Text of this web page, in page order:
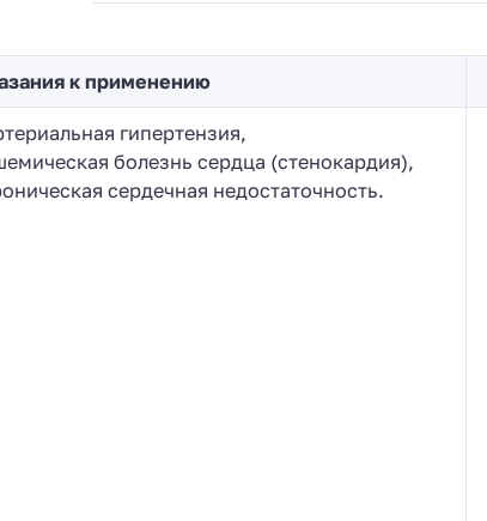
к применению
гипертензия,
болезнь сердца (стенокардия),
сердечная недостаточность.